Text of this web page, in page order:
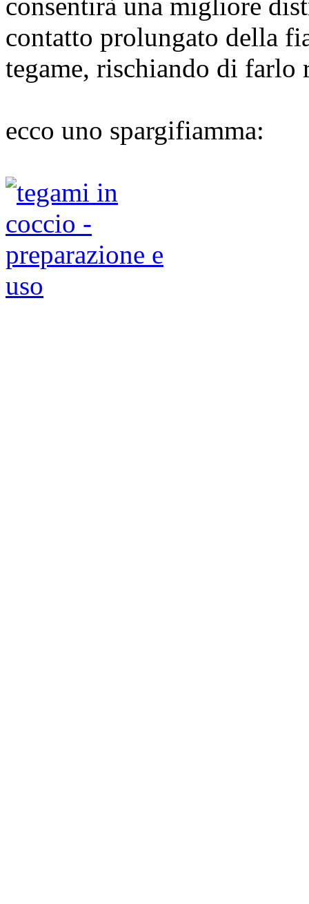
contatto prolungato della
tegame, rischiando di farlo
ecco uno spargifiamma: